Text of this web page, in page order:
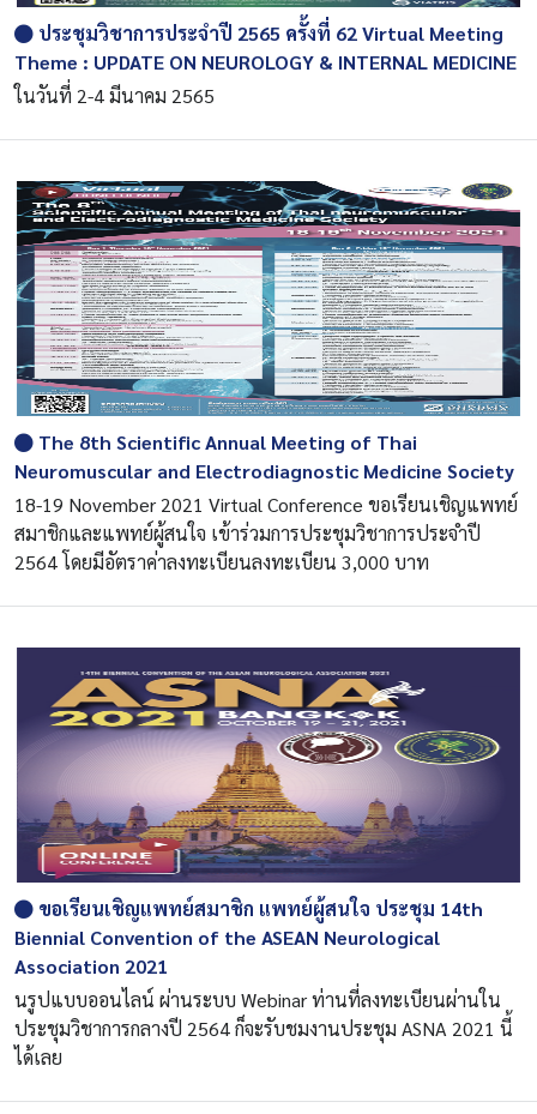
ประชุมวิชาการประจำปี 2565 ครั้งที่ 62 Virtual Meeting
Theme : UPDATE ON NEUROLOGY & INTERNAL MEDICINE
ในวันที่ 2-4 มีนาคม 2565
The 8th Scientific Annual Meeting of Thai
Neuromuscular and Electrodiagnostic Medicine Society
18-19 November 2021 Virtual Conference ขอเรียนเชิญแพทย์
สมาชิกและแพทย์ผู้สนใจ เข้าร่วมการประชุมวิชาการประจำปี
2564 โดยมีอัตราค่าลงทะเบียนลงทะเบียน 3,000 บาท
ขอเรียนเชิญแพทย์สมาชิก แพทย์ผู้สนใจ ประชุม 14th
Biennial Convention of the ASEAN Neurological
Association 2021
นรูปแบบออนไลน์ ผ่านระบบ Webinar ท่านที่ลงทะเบียนผ่านใน
ประชุมวิชาการกลางปี 2564 ก็จะรับชมงานประชุม ASNA 2021 นี้
ได้เลย